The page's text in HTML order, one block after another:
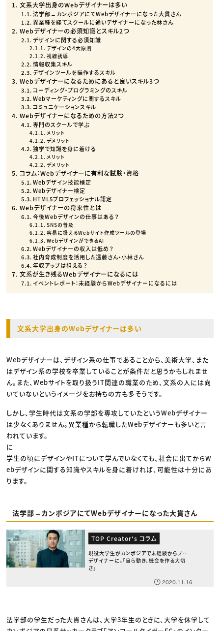
文系大学出身のWebデザイナーは多い
法学部→カンボジアにてWebデザイナーになった大貫さん
異業種を経てスクールに通いデザイナーになった林さん
Webデザイナーの必須知識とスキル2つ
デザインに関する必須知識
デザインの4大原則
視線誘導
情報収集スキル
デザインツールを操作するスキル
Webデザイナーになるためにあると良いスキル3つ
コーディング・プログラミングのスキル
Webマーケティングに関するスキル
コミュニケーションスキル
Webデザイナーになるための方法2つ
専門のスクールで学ぶ
メリット
デメリット
独学で知識を身に着ける
メリット
デメリット
コラム：Webデザイナーに有利な試験・資格
Webデザイン技能検定
Webデザイナー検定
HTML5プロフェッショナル認定
Webデザイナーの将来性とは
今後Webデザインの仕事はある？
SNSの普及
容易に扱えるWebサイト作成ツールの登場
WebデザインができるAI
Webデザイナーの収入は低め？
社内育成制度を活用した遠藤さん・小林さん
年収アップは狙える？
文系が生き残るWebデザイナーになるには
イベントレポート：未経験からWebデザイナーになるには
文系大学出身のWebデザイナーは多い
Webデザイナーは、デザイン系の仕事であることから、美術大学、また
はデザイン系の学校を卒業していることが条件だと思うかもしれませ
ん。また、Webサイトを取り扱うIT関連の職業のため、文系の人には向
いていないというイメージをお持ちの方も多そうです。
しかし、学生時代は文系の学部を専攻していたというWebデザイナー
は少なくありません。異業種から転職したWebデザイナーも多いと言
われています。
に
学生の頃にデザインやITについて学んでいなくても、社会に出てからW
ebデザインに関する知識やスキルを身に着ければ、可能性は十分にあ
ります。
法学部→カンボジアにてWebデザイナーになった大貫さん
TOP Creator's コラム
現役大学生がカンボジアで未経験からプロ
デザイナーに。「自ら動き、機会を作る大切
さ」
2020.11.16
法学部の学生だった大貫さんは、大学3年生のときに、大学を休学して